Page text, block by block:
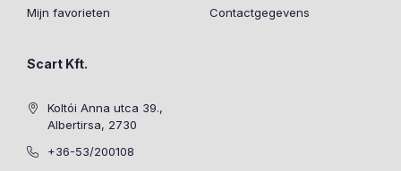
Mijn favorieten
Contactgegevens
Scart Kft.
Koltói Anna utca 39.,
Albertirsa, 2730
+36-53/200108